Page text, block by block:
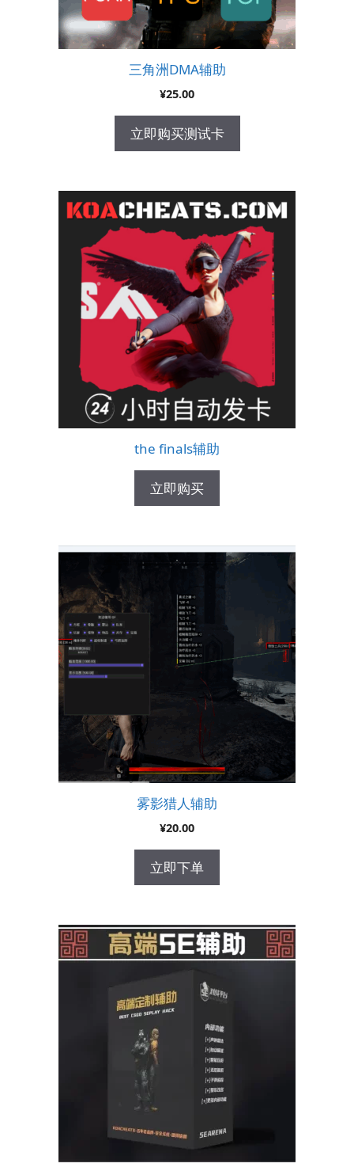
三角洲DMA辅助
¥25.00
立即购买测试卡
the finals辅助
立即购买
雾影猎人辅助
¥20.00
立即下单